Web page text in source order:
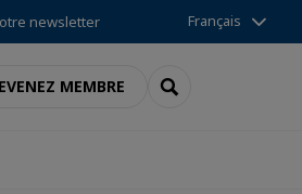
newsletter Français
MEMBRE RECHERCHER